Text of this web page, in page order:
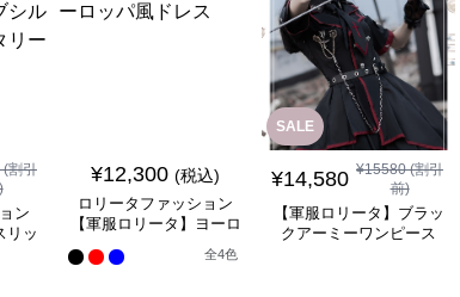
(割引
ン
リッ
¥12,300 (税込)
ロリータファッション
【軍服ロリータ】ヨーロ
全4色
SALE
¥14,580 ¥15580(割引
前)
【軍服ロリータ】ブラッ
クアーミーワンピース